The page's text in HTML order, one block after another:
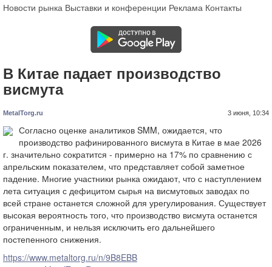
Новости рынка Выставки и конференции Реклама Контакты
В Китае падает производство
висмута
MetalTorg.ru 3 июня, 10:34
Согласно оценке аналитиков SMM, ожидается, что
производство рафинированного висмута в Китае в мае 2026
г. значительно сократится - примерно на 17% по сравнению с
апрельским показателем, что представляет собой заметное
падение. Многие участники рынка ожидают, что с наступлением
лета ситуация с дефицитом сырья на висмутовых заводах по
всей стране останется сложной для урегулирования. Существует
высокая вероятность того, что производство висмута останется
ограниченным, и нельзя исключить его дальнейшего
постепенного снижения.
https://www.metaltorg.ru/n/9B8EBB